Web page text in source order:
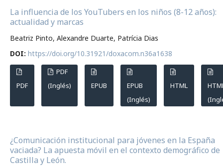
La influencia de los YouTubers en los niños (8-12 años):
actualidad y marcas
Beatriz Pinto, Alexandre Duarte, Patrícia Dias
DOI: https://doi.org/10.31921/doxacom.n36a1638
PDF
PDF
(Inglés)
EPUB
EPUB
(Inglés)
HTML
¿Comunicación institucional para jóvenes en la España
vaciada? La apuesta móvil en el contexto demográfico de
Castilla y León.